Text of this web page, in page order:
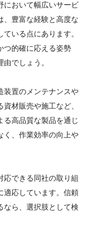
において幅広いサービ
、豊富な経験と高度な
いる点にあります。
つ的確に応える姿勢
でしょう。
装置のメンテナンスや
材販売や施工など、
る高品質な製品を通じ
く、作業効率の向上や
応できる同社の取り組
適応しています。信頼
なら、選択肢として検